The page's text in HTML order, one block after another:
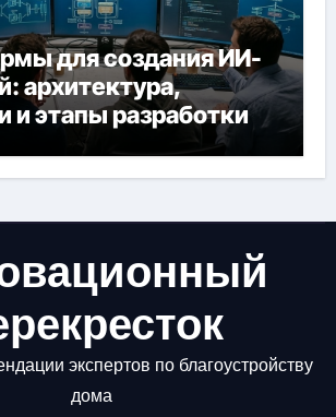
для создания ИИ-
архитектура,
и этапы разработки
экспертов по благоустройству
дома